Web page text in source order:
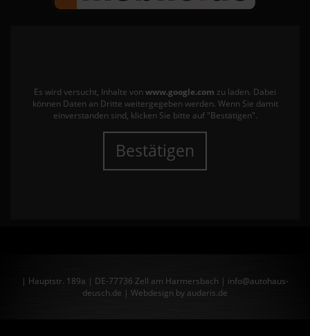
Es wird versucht, Inhalte von www.google.com zu laden. Dabei
können Daten an Dritte weitergegeben werden. Wenn Sie damit
einverstanden sind, klicken Sie bitte auf "Bestätigen".
Bestätigen
| Hauptstr. 189a | DE-77736 Zell am Harmersbach | info@autohaus-
deusch.de | Webdesign by audaris.de